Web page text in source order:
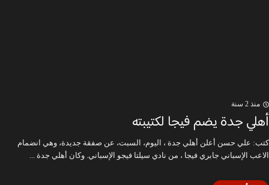
منذ 2 سنة
أهلي جدة يضم فيجا لكتيبته
كتب: علي حسن أعلن أهلي جدة ، اليوم، السبت، عن صفقة جديدة، وهي انضمام
الاعب الإسباني جابري فيجا ، من نادي سيلتا فيجو الإسباني. وكان أهلي جدة ...